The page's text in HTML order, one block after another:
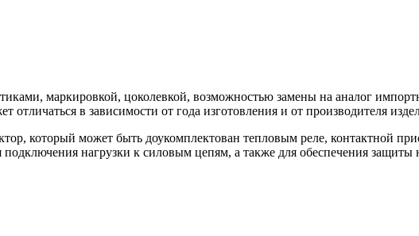
маркировкой, цоколевкой, возможностью замены на аналог
в зависимости от года изготовления и от производителя
который может быть доукомплектован тепловым реле, контактной
нагрузки к силовым цепям, а также для обеспечения защиты